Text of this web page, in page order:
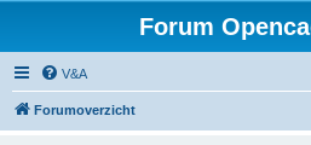
Forum
V&A
Forumoverzicht